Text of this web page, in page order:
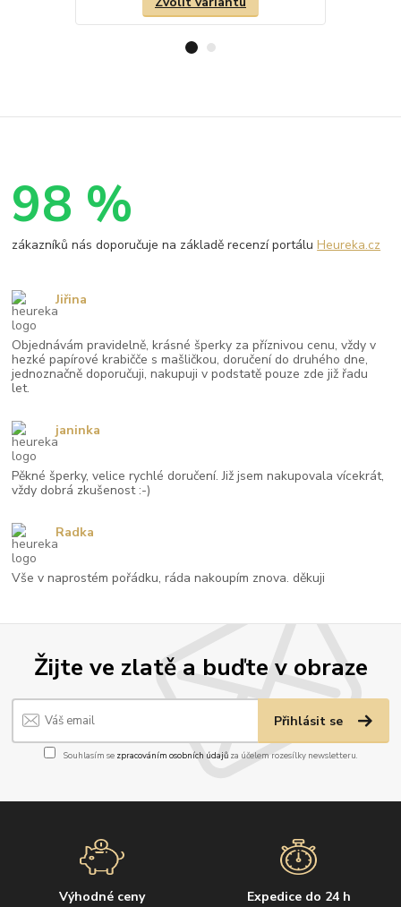
Žijte ve zlatě a buďte v obraze
Přihlásit se
Souhlasím se zpracováním osobních údajůza účelem rozesílky newsletteru.
Výhodné ceny Expedice do 24 h
98 %
zákazníků nás doporučuje na základě recenzí portáluHeureka.cz
Objednávám pravidelně, krásné šperky za příznivou cenu, vždy v
hezké papírové krabičče s mašličkou, doručení do druhého dne,
jednoznačně doporučuji, nakupuji v podstatě pouze zde již řadu
let.
Jiřina
Pěkné šperky, velice rychlé doručení. Již jsem nakupovala vícekrát,
vždy dobrá zkušenost :-)
janinka
Vše v naprostém pořádku, ráda nakoupím znova. děkuji
Radka